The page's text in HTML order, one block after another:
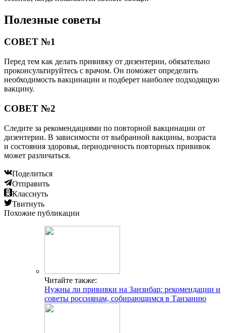
Полезные советы
СОВЕТ №1
Перед тем как делать прививку от дизентерии, обязательно
проконсультируйтесь с врачом. Он поможет определить
необходимость вакцинации и подберет наиболее подходящую
вакцину.
СОВЕТ №2
Следите за рекомендациями по повторной вакцинации от
дизентерии. В зависимости от выбранной вакцины, возраста
и состояния здоровья, периодичность повторных прививок
может различаться.
Поделиться
Отправить
Класснуть
Твитнуть
Похожие публикации
Читайте также:
Нужны ли прививки на Занзибар: рекомендации и
советы россиянам, собирающимся в Танзанию